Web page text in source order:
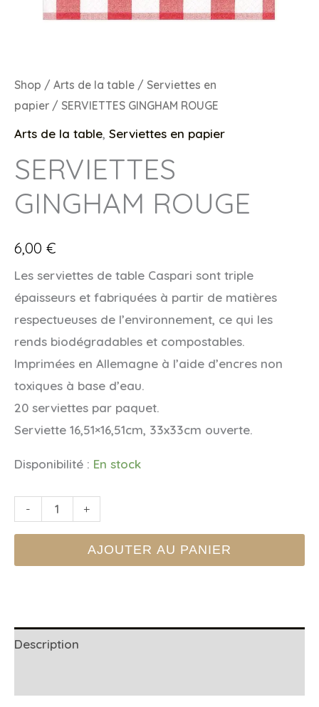
Shop / Arts de la table / Serviettes en
papier / SERVIETTES GINGHAM ROUGE
Arts de la table, Serviettes en papier
SERVIETTES
GINGHAM ROUGE
6,00 €
Les serviettes de table Caspari sont triple
épaisseurs et fabriquées à partir de matières
respectueuses de l’environnement, ce qui les
rends biodégradables et compostables.
Imprimées en Allemagne à l’aide d’encres non
toxiques à base d’eau.
20 serviettes par paquet.
Serviette 16,51×16,51cm, 33x33cm ouverte.
Disponibilité : En stock
-
quantité
+
AJOUTER AU PANIER
Description